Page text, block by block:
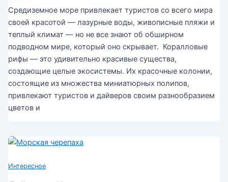
Средиземное море привлекает туристов со всего мира
своей красотой — лазурные воды, живописные пляжи и
теплый климат — но не все знают об обширном
подводном мире, который оно скрывает. Коралловые
рифы — это удивительно красивые существа,
создающие целые экосистемы. Их красочные колонии,
состоящие из множества миниатюрных полипов,
привлекают туристов и дайверов своим разнообразием
цветов и
Интересное